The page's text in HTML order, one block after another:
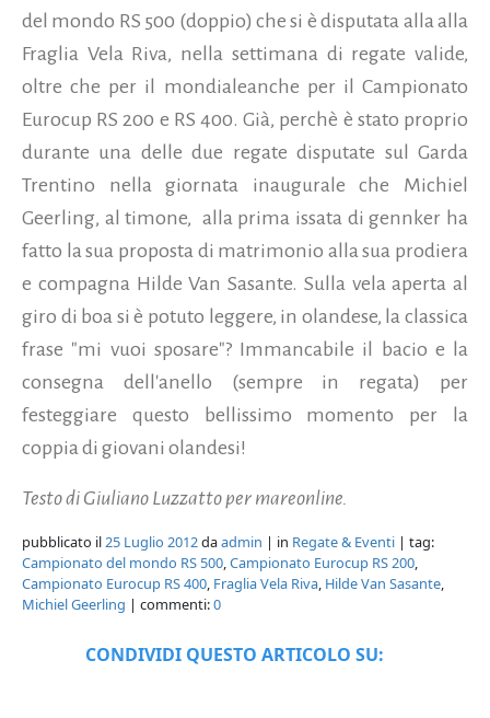
del mondo RS 500 (doppio) che si è disputata alla alla
Fraglia Vela Riva, nella settimana di regate valide,
oltre che per il mondialeanche per il Campionato
Eurocup RS 200 e RS 400. Già, perchè è stato proprio
durante una delle due regate disputate sul Garda
Trentino nella giornata inaugurale che Michiel
Geerling, al timone, alla prima issata di gennker ha
fatto la sua proposta di matrimonio alla sua prodiera
e compagna Hilde Van Sasante. Sulla vela aperta al
giro di boa si è potuto leggere, in olandese, la classica
frase "mi vuoi sposare"? Immancabile il bacio e la
consegna dell'anello (sempre in regata) per
festeggiare questo bellissimo momento per la
coppia di giovani olandesi!
Testo di Giuliano Luzzatto per mareonline.
pubblicato il25 Luglio 2012daadmin | in Regate & Eventi | tag:
Campionato del mondo RS 500,Campionato Eurocup RS 200,
Campionato Eurocup RS 400, Fraglia Vela Riva, Hilde Van Sasante,
Michiel Geerling | commenti:0
CONDIVIDI QUESTO ARTICOLO SU: